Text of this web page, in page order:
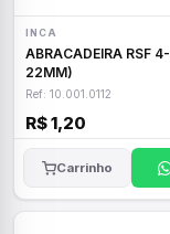
INCA
ABRACADEIRA RSF 4- (17 X
22MM)
Ref: 10.001.0112
R$ 1,20
Carrinho